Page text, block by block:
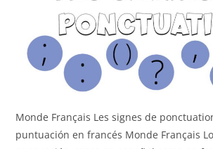
Monde Français Les signes de
puntuación en francés Monde Français